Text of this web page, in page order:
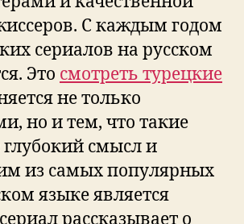
С каждым годом
сериалов на русском
Это смотреть турецкие
не только
но и тем, что такие
глубокий смысл и
из самых популярных
языке является
рассказывает о